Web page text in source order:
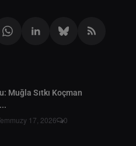
Muğla Sıtkı Koçman
17, 2026 0